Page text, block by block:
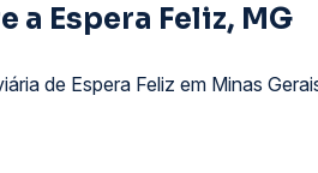
a Espera Feliz, MG
de Espera Feliz em Minas